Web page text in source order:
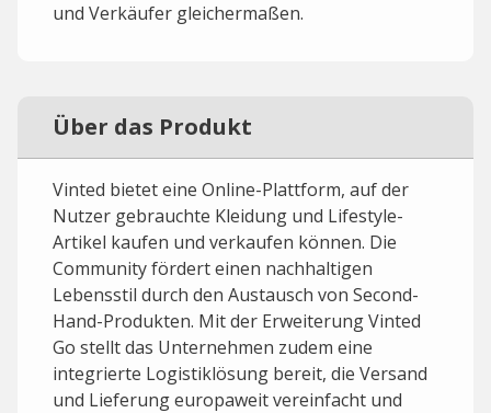
und Verkäufer gleichermaßen.
Über das Produkt
Vinted bietet eine Online-Plattform, auf der
Nutzer gebrauchte Kleidung und Lifestyle-
Artikel kaufen und verkaufen können. Die
Community fördert einen nachhaltigen
Lebensstil durch den Austausch von Second-
Hand-Produkten. Mit der Erweiterung Vinted
Go stellt das Unternehmen zudem eine
integrierte Logistiklösung bereit, die Versand
und Lieferung europaweit vereinfacht und